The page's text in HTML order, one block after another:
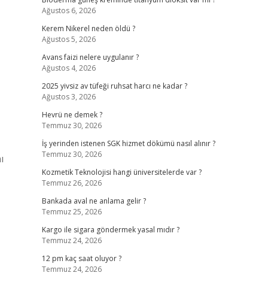
Ağustos 6, 2026
Kerem Nikerel neden öldü ?
Ağustos 5, 2026
Avans faizi nelere uygulanır ?
Ağustos 4, 2026
2025 yivsiz av tüfeği ruhsat harcı ne kadar ?
Ağustos 3, 2026
Hevrü ne demek ?
Temmuz 30, 2026
İş yerinden istenen SGK hizmet dökümü nasıl alınır ?
Temmuz 30, 2026
Kozmetik Teknolojisi hangi üniversitelerde var ?
Temmuz 26, 2026
Bankada aval ne anlama gelir ?
Temmuz 25, 2026
Kargo ile sigara göndermek yasal mıdır ?
Temmuz 24, 2026
12 pm kaç saat oluyor ?
Temmuz 24, 2026